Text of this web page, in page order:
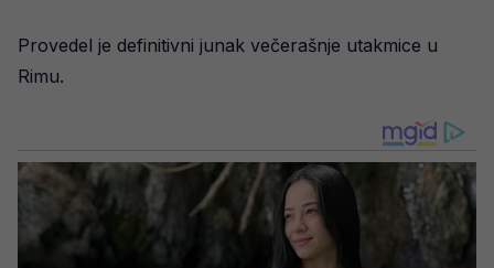
Provedel je definitivni junak večerašnje utakmice u
Rimu.